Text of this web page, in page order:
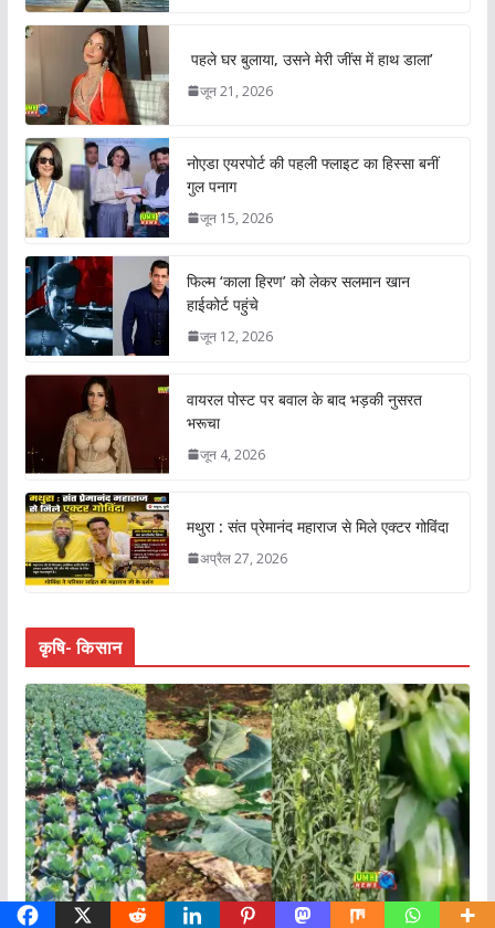
पहले घर बुलाया, उसने मेरी जींस में हाथ डाला’
जून 21, 2026
नोएडा एयरपोर्ट की पहली फ्लाइट का हिस्सा बनीं
गुल पनाग
जून 15, 2026
फिल्म ‘काला हिरण’ को लेकर सलमान खान
हाईकोर्ट पहुंचे
जून 12, 2026
वायरल पोस्ट पर बवाल के बाद भड़की नुसरत
भरूचा
जून 4, 2026
मथुरा : संत प्रेमानंद महाराज से मिले एक्टर गोविंदा
अप्रैल 27, 2026
कृषि- किसान